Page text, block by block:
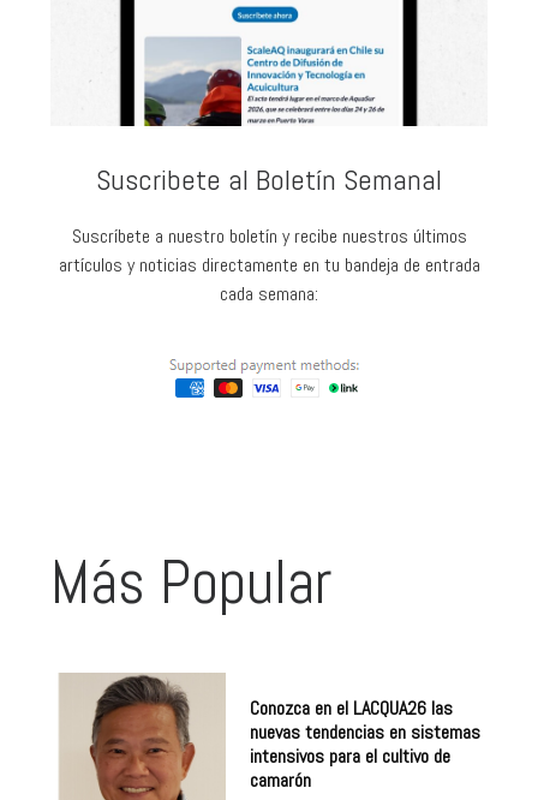
Suscribete al Boletín Semanal
Suscríbete a nuestro boletín y recibe nuestros últimos
artículos y noticias directamente en tu bandeja de entrada
cada semana:
Más Popular
Conozca en el LACQUA26 las
nuevas tendencias en sistemas
intensivos para el cultivo de
camarón